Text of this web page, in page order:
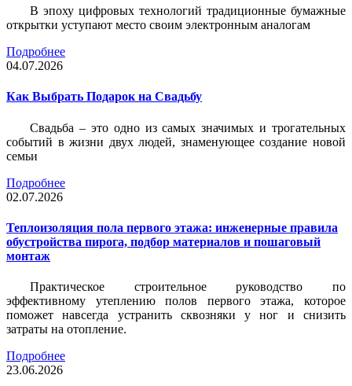
В эпоху цифровых технологий традиционные бумажные
открытки уступают место своим электронным аналогам
Подробнее
04.07.2026
Как Выбрать Подарок на Свадьбу
Свадьба – это одно из самых значимых и трогательных
событий в жизни двух людей, знаменующее создание новой
семьи
Подробнее
02.07.2026
Теплоизоляция пола первого этажа: инженерные правила
обустройства пирога, подбор материалов и пошаговый
монтаж
Практическое строительное руководство по
эффективному утеплению полов первого этажа, которое
поможет навсегда устранить сквозняки у ног и снизить
затраты на отопление.
Подробнее
23.06.2026